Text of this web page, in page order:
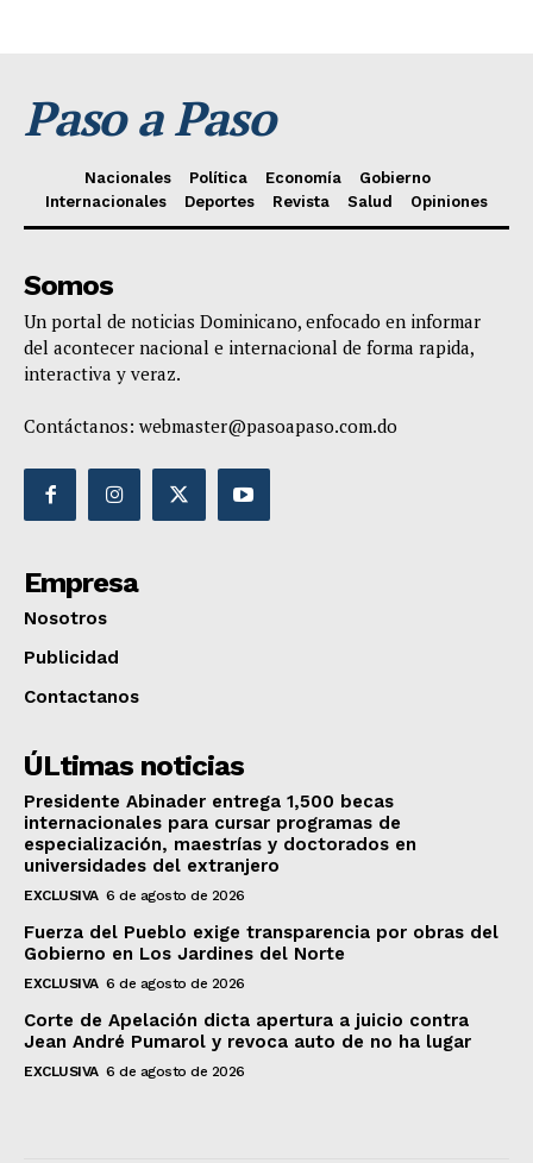
Paso a Paso
Nacionales Política Economía
Gobierno
Internacionales
Deportes Revista Salud Opiniones
Somos
Un portal de noticias Dominicano, enfocado en informar
del acontecer nacional e internacional de forma rapida,
interactiva y veraz.
Contáctanos: webmaster@pasoapaso.com.do
Empresa
Nosotros
Publicidad
Contactanos
ÚLtimas noticias
Presidente Abinader entrega 1,500 becas
internacionales para cursar programas de
especialización, maestrías y doctorados en
universidades del extranjero
EXCLUSIVA 6 de agosto de 2026
Fuerza del Pueblo exige transparencia por obras del
Gobierno en Los Jardines del Norte
EXCLUSIVA 6 de agosto de 2026
Corte de Apelación dicta apertura a juicio contra
Jean André Pumarol y revoca auto de no ha lugar
EXCLUSIVA 6 de agosto de 2026